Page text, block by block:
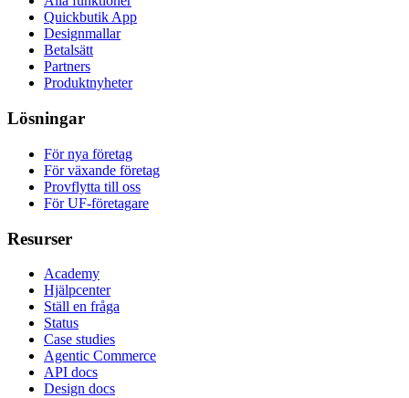
Quickbutik App
Designmallar
Betalsätt
Partners
Produktnyheter
Lösningar
För nya företag
För växande företag
Provflytta till oss
För UF-företagare
Resurser
Academy
Hjälpcenter
Ställ en fråga
Status
Case studies
Agentic Commerce
API docs
Design docs